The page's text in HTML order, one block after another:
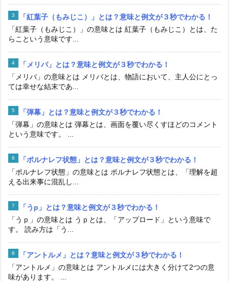
「紅葉子（もみじこ）」とは？意味と例文が３秒でわかる！
「紅葉子（もみじこ）」の意味とは 紅葉子（もみじこ）とは、た
らこという意味です...
「メリバ」とは？意味と例文が３秒でわかる！
「メリバ」の意味とは メリバとは、物語において、主人公にとっ
ては幸せな結末であ...
「弾幕」とは？意味と例文が３秒でわかる！
「弾幕」の意味とは 弾幕とは、画面を覆い尽くすほどのコメント
という意味です。 ...
「ポルナレフ状態」とは？意味と例文が３秒でわかる！
「ポルナレフ状態」の意味とは ポルナレフ状態とは、「理解を超
える出来事に混乱し...
「うp」とは？意味と例文が３秒でわかる！
「うｐ」の意味とは うｐとは、「アップロード」という意味で
す。 読み方は「う...
「アントルメ」とは？意味と例文が３秒でわかる！
「アントルメ」の意味とは アントルメには大きく分けて2つの意
味があります。 ...